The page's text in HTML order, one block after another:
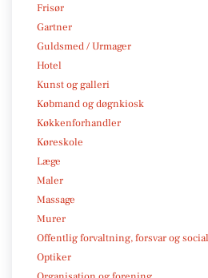
Frisør
Gartner
Guldsmed / Urmager
Hotel
Kunst og galleri
Købmand og døgnkiosk
Køkkenforhandler
Køreskole
Læge
Maler
Massage
Murer
Offentlig forvaltning, forsvar og
Optiker